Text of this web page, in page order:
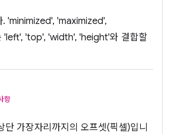
. 'minimized', 'maximized',
'left', 'top', 'width', 'height'와 결합할
항
단 가장자리까지의 오프셋(픽셀)입니